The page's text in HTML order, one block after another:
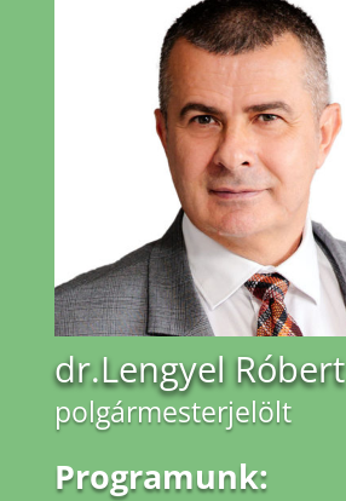
dr.Lengyel Róbert
polgármesterjelölt
Programunk: